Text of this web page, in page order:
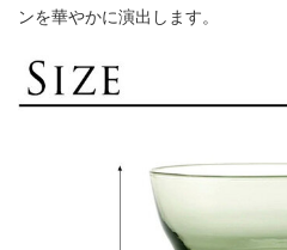
ンを華やかに演出します。